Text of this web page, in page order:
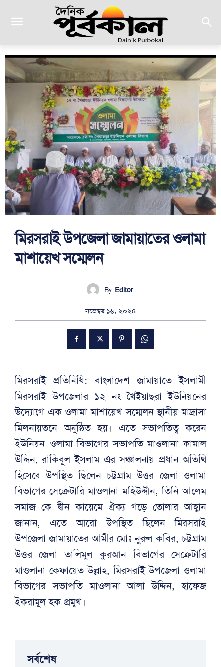
মিরসরাই উপজেলা জামায়াতের ওলামা
মাশায়েখ সম্মেলন
By Editor
নভেম্বর ১৬, ২০২৪
মিরসরাই প্রতিনিধি: বাংলাদেশ জামায়াতে ইসলামী
মিরসরাই উপজেলার ১২ নং খৈইয়াছরা ইউনিয়নের
উদ্যোগে এক ওলামা মাশায়েখ সম্মেলন স্থানীয় মাদ্রাসা
মিলনায়তনে অনুষ্ঠিত হয়। এতে সভাপতিত্ব করেন
ইউনিয়ন ওলামা বিভাগের সভাপতি মাওলানা কামাল
উদ্দিন, রাকিবুল ইসলাম এর সঞ্চালনায় প্রধান অতিথি
হিসেবে উপস্থিত ছিলেন চট্টগ্রাম উত্তর জেলা ওলামা
বিভাগের সেক্রেটারি মাওলানা মহিউদ্দীন, তিনি আলেম
সমাজ কে দ্বীন কায়েমে ঐক্য গড়ে তোলার আহ্বান
জানান, এতে আরো উপস্থিত ছিলেন মিরসরাই
উপজেলা জামায়াতের আমীর মোঃ নুরুল কবির, চট্টগ্রাম
উত্তর জেলা তালিমুল কুরআন বিভাগের সেক্রেটারি
মাওলানা কেফায়েত উল্লাহ, মিরসরাই উপজেলা ওলামা
বিভাগের সভাপতি মাওলানা আলা উদ্দিন, হাফেজ
ইকরামুল হক প্রমুখ।
সর্বশেষ